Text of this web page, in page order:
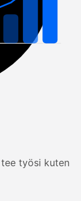
työsi kuten